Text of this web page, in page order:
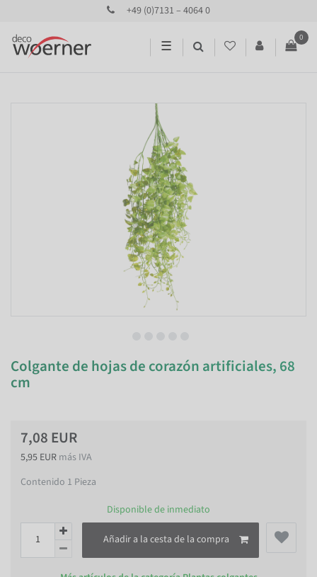
+49 (0)7131 – 4064 0
☰
0
Colgante de hojas de corazón artificiales, 68
cm
7,08 EUR
5,95 EUR más IVA
Contenido 1 Pieza
Disponible de inmediato
Añadir a la cesta de la compra